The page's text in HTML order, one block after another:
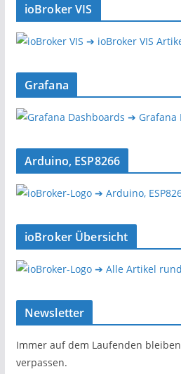
ioBroker VIS
➔ ioBroker VIS
Grafana
➔ Grafana
Arduino, ESP8266
➔ Arduino,
ioBroker Übersicht
➔ Alle Artikel
Newsletter
Immer auf dem Laufenden
verpassen.